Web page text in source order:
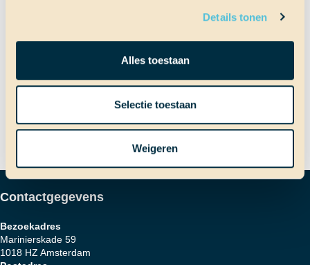
Details tonen
Alles toestaan
Selectie toestaan
Weigeren
Bericht
navigatie
Volgend bericht
Uitwisseling met Colegio Aruba
Contactgegevens
Bezoekadres
Marinierskade 59
1018 HZ Amsterdam